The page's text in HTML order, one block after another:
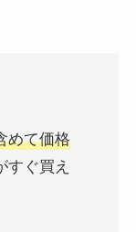
めて価格
すぐ買え